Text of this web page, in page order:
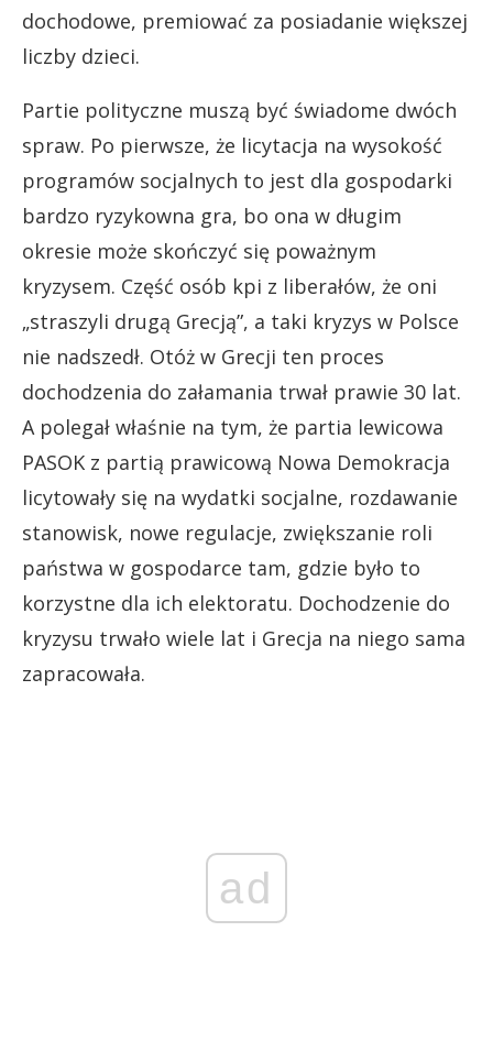
dochodowe, premiować za posiadanie większej
liczby dzieci.
Partie polityczne muszą być świadome dwóch
spraw. Po pierwsze, że licytacja na wysokość
programów socjalnych to jest dla gospodarki
bardzo ryzykowna gra, bo ona w długim
okresie może skończyć się poważnym
kryzysem. Część osób kpi z liberałów, że oni
„straszyli drugą Grecją”, a taki kryzys w Polsce
nie nadszedł. Otóż w Grecji ten proces
dochodzenia do załamania trwał prawie 30 lat.
A polegał właśnie na tym, że partia lewicowa
PASOK z partią prawicową Nowa Demokracja
licytowały się na wydatki socjalne, rozdawanie
stanowisk, nowe regulacje, zwiększanie roli
państwa w gospodarce tam, gdzie było to
korzystne dla ich elektoratu. Dochodzenie do
kryzysu trwało wiele lat i Grecja na niego sama
zapracowała.
ad